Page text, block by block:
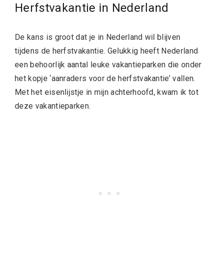
Herfstvakantie in Nederland
De kans is groot dat je in Nederland wil blijven
tijdens de herfstvakantie. Gelukkig heeft Nederland
een behoorlijk aantal leuke vakantieparken die onder
het kopje ‘aanraders voor de herfstvakantie’ vallen.
Met het eisenlijstje in mijn achterhoofd, kwam ik tot
deze vakantieparken.